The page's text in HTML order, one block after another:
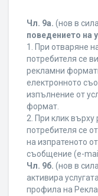
Чл. 9а. (нов в
поведението на
1. При отваряне
потребителя се
рекламни
електронното
изпълнение от
формат.
2. При клик
потребителя се
на изпратеното
съобщение (e-
Чл. 9б. (нов в
активира
профила на